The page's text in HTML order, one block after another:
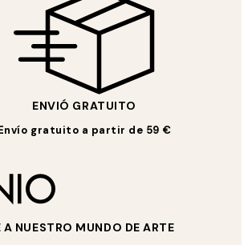
ENVIÓ GRATUITO
gratuito a partir de 59 €
A NUESTRO MUNDO DE ARTE